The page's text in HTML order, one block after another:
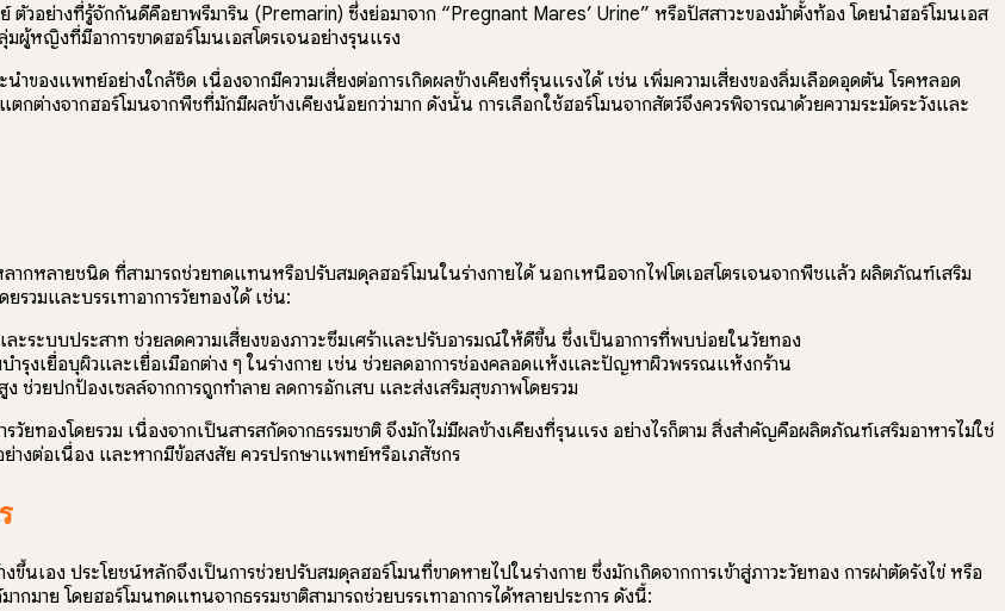
อย่างที่รู้จักกันดีคือยาพรีมาริน (Premarin) ซึ่งย่อมาจาก “Pregnant Mares’ Urine” หรือปัสสาวะของม้าตั้งท้อง โดยนำฮอร์โมนเอส
ผู้หญิงที่มีอาการขาดฮอร์โมนเอสโตรเจนอย่างรุนแรง
ำของแพทย์อย่างใกล้ชิด เนื่องจากมีความเสี่ยงต่อการเกิดผลข้างเคียงที่รุนแรงได้ เช่น เพิ่มความเสี่ยงของลิ่มเลือดอุดตัน โรคหลอด
กต่างจากฮอร์โมนจากพืชที่มักมีผลข้างเคียงน้อยกว่ามาก ดังนั้น การเลือกใช้ฮอร์โมนจากสัตว์จึงควรพิจารณาด้วยความระมัดระวังและ
ากหลายชนิด ที่สามารถช่วยทดแทนหรือปรับสมดุลฮอร์โมนในร่างกายได้ นอกเหนือจากไฟโตเอสโตรเจนจากพืชแล้ว ผลิตภัณฑ์เสริม
วมและบรรเทาอาการวัยทองได้ เช่น:
ระบบประสาท ช่วยลดความเสี่ยงของภาวะซึมเศร้าและปรับอารมณ์ให้ดีขึ้น ซึ่งเป็นอาการที่พบบ่อยในวัยทอง
รุงเยื่อบุผิวและเยื่อเมือกต่าง ๆ ในร่างกาย เช่น ช่วยลดอาการช่องคลอดแห้งและปัญหาผิวพรรณแห้งกร้าน
ช่วยปกป้องเซลล์จากการถูกทำลาย ลดการอักเสบ และส่งเสริมสุขภาพโดยรวม
ยทองโดยรวม เนื่องจากเป็นสารสกัดจากธรรมชาติ จึงมักไม่มีผลข้างเคียงที่รุนแรง อย่างไรก็ตาม สิ่งสำคัญคือผลิตภัณฑ์เสริมอาหารไม่ใช่
งต่อเนื่อง และหากมีข้อสงสัย ควรปรึกษาแพทย์หรือเภสัชกร
นเอง ประโยชน์หลักจึงเป็นการช่วยปรับสมดุลฮอร์โมนที่ขาดหายไปในร่างกาย ซึ่งมักเกิดจากการเข้าสู่ภาวะวัยทอง การผ่าตัดรังไข่ หรือ
กมาย โดยฮอร์โมนทดแทนจากธรรมชาติสามารถช่วยบรรเทาอาการได้หลายประการ ดังนี้: